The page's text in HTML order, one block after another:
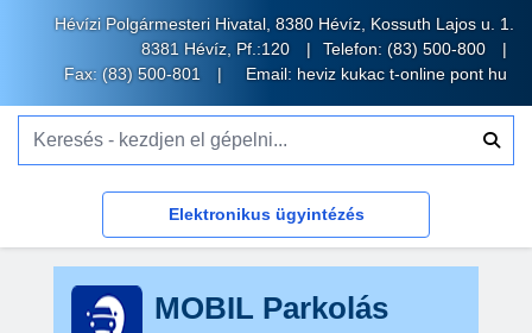
Hévízi Polgármesteri Hivatal, 8380 Hévíz, Kossuth Lajos u. 1.
8381 Hévíz, Pf.:120
Telefon: (83) 500-800
Fax: (83) 500-801
Email: heviz kukac t-online pont hu
Elektronikus ügyintézés
MOBIL Parkolás